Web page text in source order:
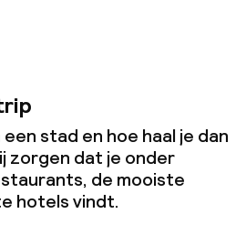
stad en hoe haal je dan
zorgen dat je onder
de mooiste
hotels vindt.